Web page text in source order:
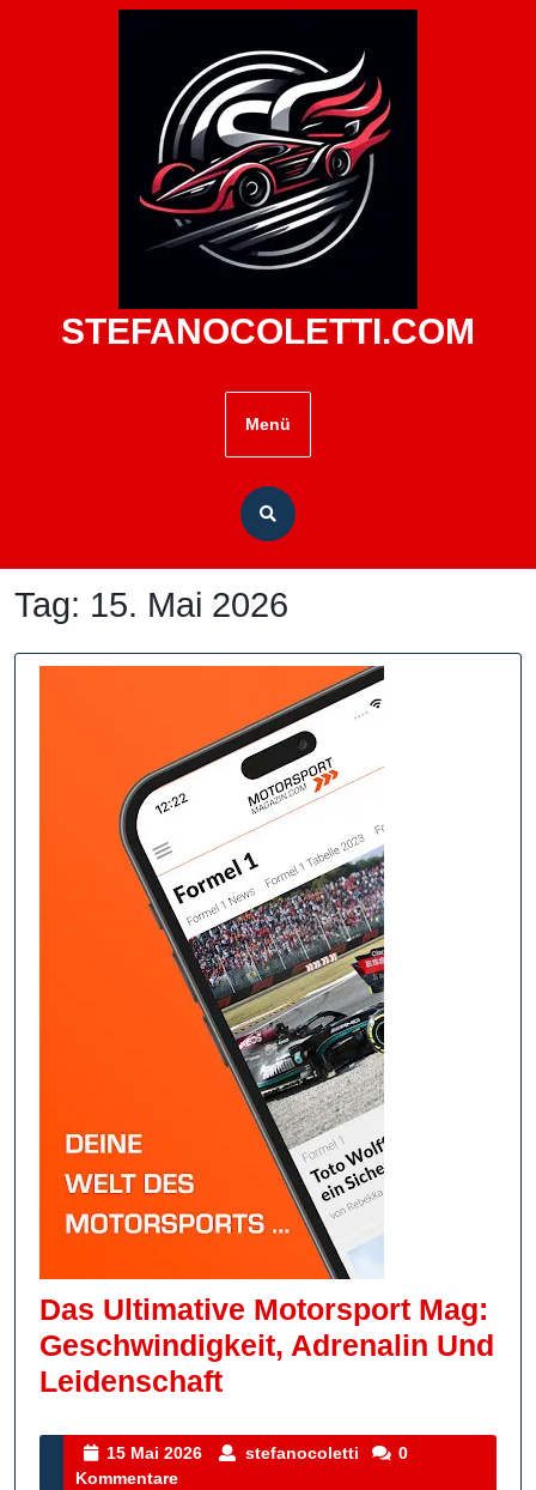
STEFANOCOLETTI.COM
Menü
Tag: 15. Mai 2026
Das Ultimative Motorsport Mag:
Geschwindigkeit, Adrenalin Und
LeidenschaftDas
Motorsport
15 Mai 2026
15
stefanocoletti stefanocoletti
0
Kommentare